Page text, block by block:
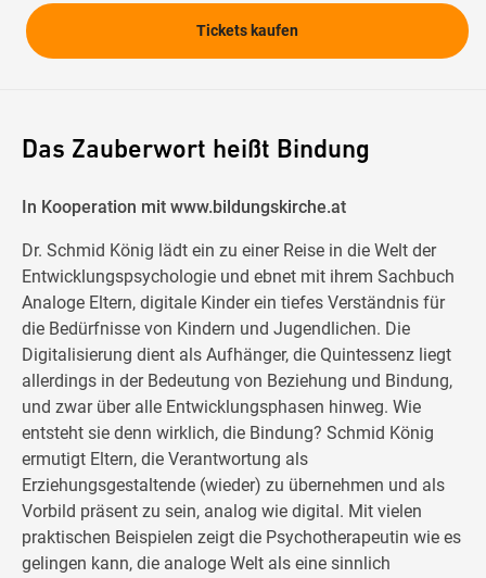
Tickets kaufen
Das Zauberwort heißt Bindung
In Kooperation mit www.bildungskirche.at
Dr. Schmid König lädt ein zu einer Reise in die Welt der
Entwicklungspsychologie und ebnet mit ihrem Sachbuch
Analoge Eltern, digitale Kinder ein tiefes Verständnis für
die Bedürfnisse von Kindern und Jugendlichen. Die
Digitalisierung dient als Aufhänger, die Quintessenz liegt
allerdings in der Bedeutung von Beziehung und Bindung,
und zwar über alle Entwicklungsphasen hinweg. Wie
entsteht sie denn wirklich, die Bindung? Schmid König
ermutigt Eltern, die Verantwortung als
Erziehungsgestaltende (wieder) zu übernehmen und als
Vorbild präsent zu sein, analog wie digital. Mit vielen
praktischen Beispielen zeigt die Psychotherapeutin wie es
gelingen kann, die analoge Welt als eine sinnlich